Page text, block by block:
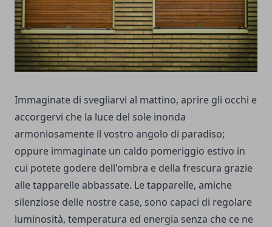
Immaginate di svegliarvi al mattino, aprire gli occhi e
accorgervi che la luce del sole inonda
armoniosamente il vostro angolo di paradiso;
oppure immaginate un caldo pomeriggio estivo in
cui potete godere dell'ombra e della frescura grazie
alle tapparelle abbassate. Le tapparelle, amiche
silenziose delle nostre case, sono capaci di regolare
luminosità, temperatura ed energia senza che ce ne